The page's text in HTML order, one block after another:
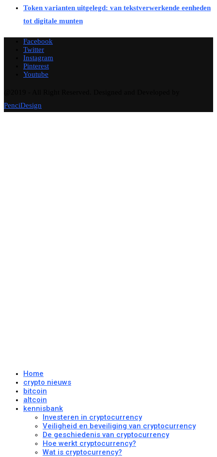
Token varianten uitgelegd: van tekstverwerkende eenheden
tot digitale munten
Facebook
Twitter
Instagram
Pinterest
Youtube
PenciDesign
Home
crypto nieuws
bitcoin
altcoin
kennisbank
Investeren in cryptocurrency
Veiligheid en beveiliging van cryptocurrency
De geschiedenis van cryptocurrency
Hoe werkt cryptocurrency?
Wat is cryptocurrency?